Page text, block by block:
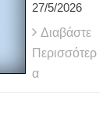
27/5/2026
Διαβάστε
Περισσότερ
α